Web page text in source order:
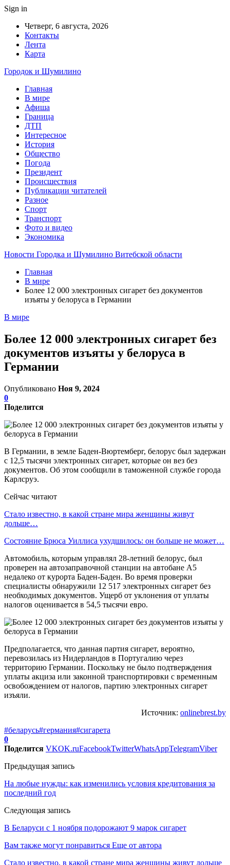
Sign in
Четверг, 6 августа, 2026
Контакты
Лента
Карта
Городок и Шумилино
Главная
В мире
Афиша
Граница
ДТП
Интересное
История
Общество
Погода
Президент
Происшествия
Публикации читателей
Разное
Спорт
Транспорт
Фото и видео
Экономика
Новости Городка и Шумилино Витебской области
Главная
В мире
Более 12 000 электронных сигарет без документов
изъяты у белоруса в Германии
В мире
Более 12 000 электронных сигарет без
документов изъяты у белоруса в
Германии
Опубликовано Ноя 9, 2024
0
Поделится
В Германии, в земле Баден-Вюртемберг, белорус был задержан
с 12,5 тысячи электронных сигарет, которые он вез без
документов. Об этом сообщили в таможенной службе города
Карлсруэ.
Сейчас читают
Стало известно, в какой стране мира женщины живут
дольше…
Состояние Брюса Уиллиса ухудшилось: он больше не может…
Автомобиль, которым управлял 28-летний белорус, был
проверен на автозаправочной станции на автобане А5
недалеко от курорта Баден-Баден. Во время проверки
специалисты обнаружили 12 517 электронных сигарет без
необходимых документов. Ущерб от уклонения от уплаты
налогов оценивается в 54,5 тысячи евро.
Предполагается, что данная партия сигарет, вероятно,
перевозилась из Нидерландов в Португалию через
территорию Германии. Поскольку не было подтверждения
уплаты акциза или законной транспортировки с временным
освобождением от налогов, партию электронных сигарет
изъяли.
Источник: onlinebrest.by
#беларусь#германия#сигарета
0
Поделится VKOK.ruFacebookTwitterWhatsAppTelegramViber
Предыдущая запись
На любые нужды: как изменились условия кредитования за
последний год
Следующая запись
В Беларуси с 1 ноября подорожают 9 марок сигарет
Вам также могут понравиться Еще от автора
Стало известно, в какой стране мира женщины живут дольше